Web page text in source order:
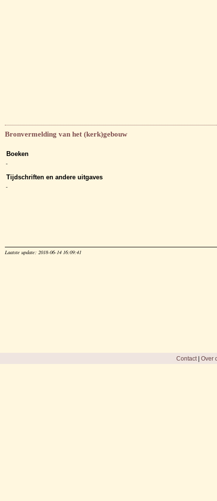
Bronvermelding van het (kerk)gebouw
Boeken
-
Tijdschriften en andere uitgaves
-
Laatste update: 2018-06-14 16:09:41
Contact| Over